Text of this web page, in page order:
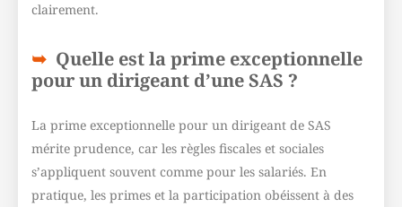
clairement.
Quelle est la prime exceptionnelle
pour un dirigeant d’une SAS ?
La prime exceptionnelle pour un dirigeant de SAS
mérite prudence, car les règles fiscales et sociales
s’appliquent souvent comme pour les salariés. En
pratique, les primes et la participation obéissent à des